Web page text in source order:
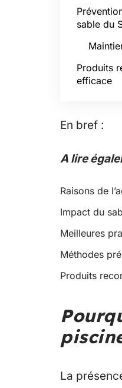
sable du
Produits
efficace
En bref :
A lire
Raisons de
Impact du
Meilleures
Méthodes
Produits
La